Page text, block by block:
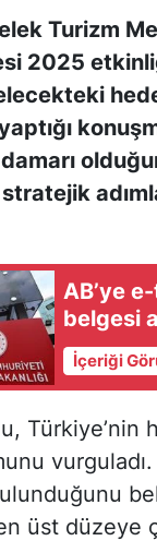
Turizm
2025
stratejik
AB’ye
belgesi
İçeriği
Türkiye’nin
üst düzeye